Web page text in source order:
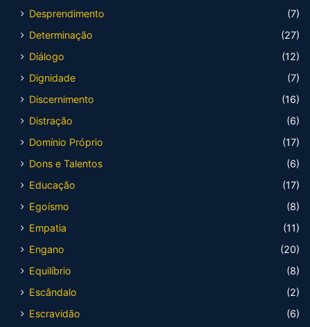
Desprendimento
(7)
Determinação
(27)
Diálogo
(12)
Dignidade
(7)
Discernimento
(16)
Distração
(6)
Domínio Próprio
(17)
Dons e Talentos
(6)
Educação
(17)
Egoísmo
(8)
Empatia
(11)
Engano
(20)
Equilíbrio
(8)
Escândalo
(2)
Escravidão
(6)